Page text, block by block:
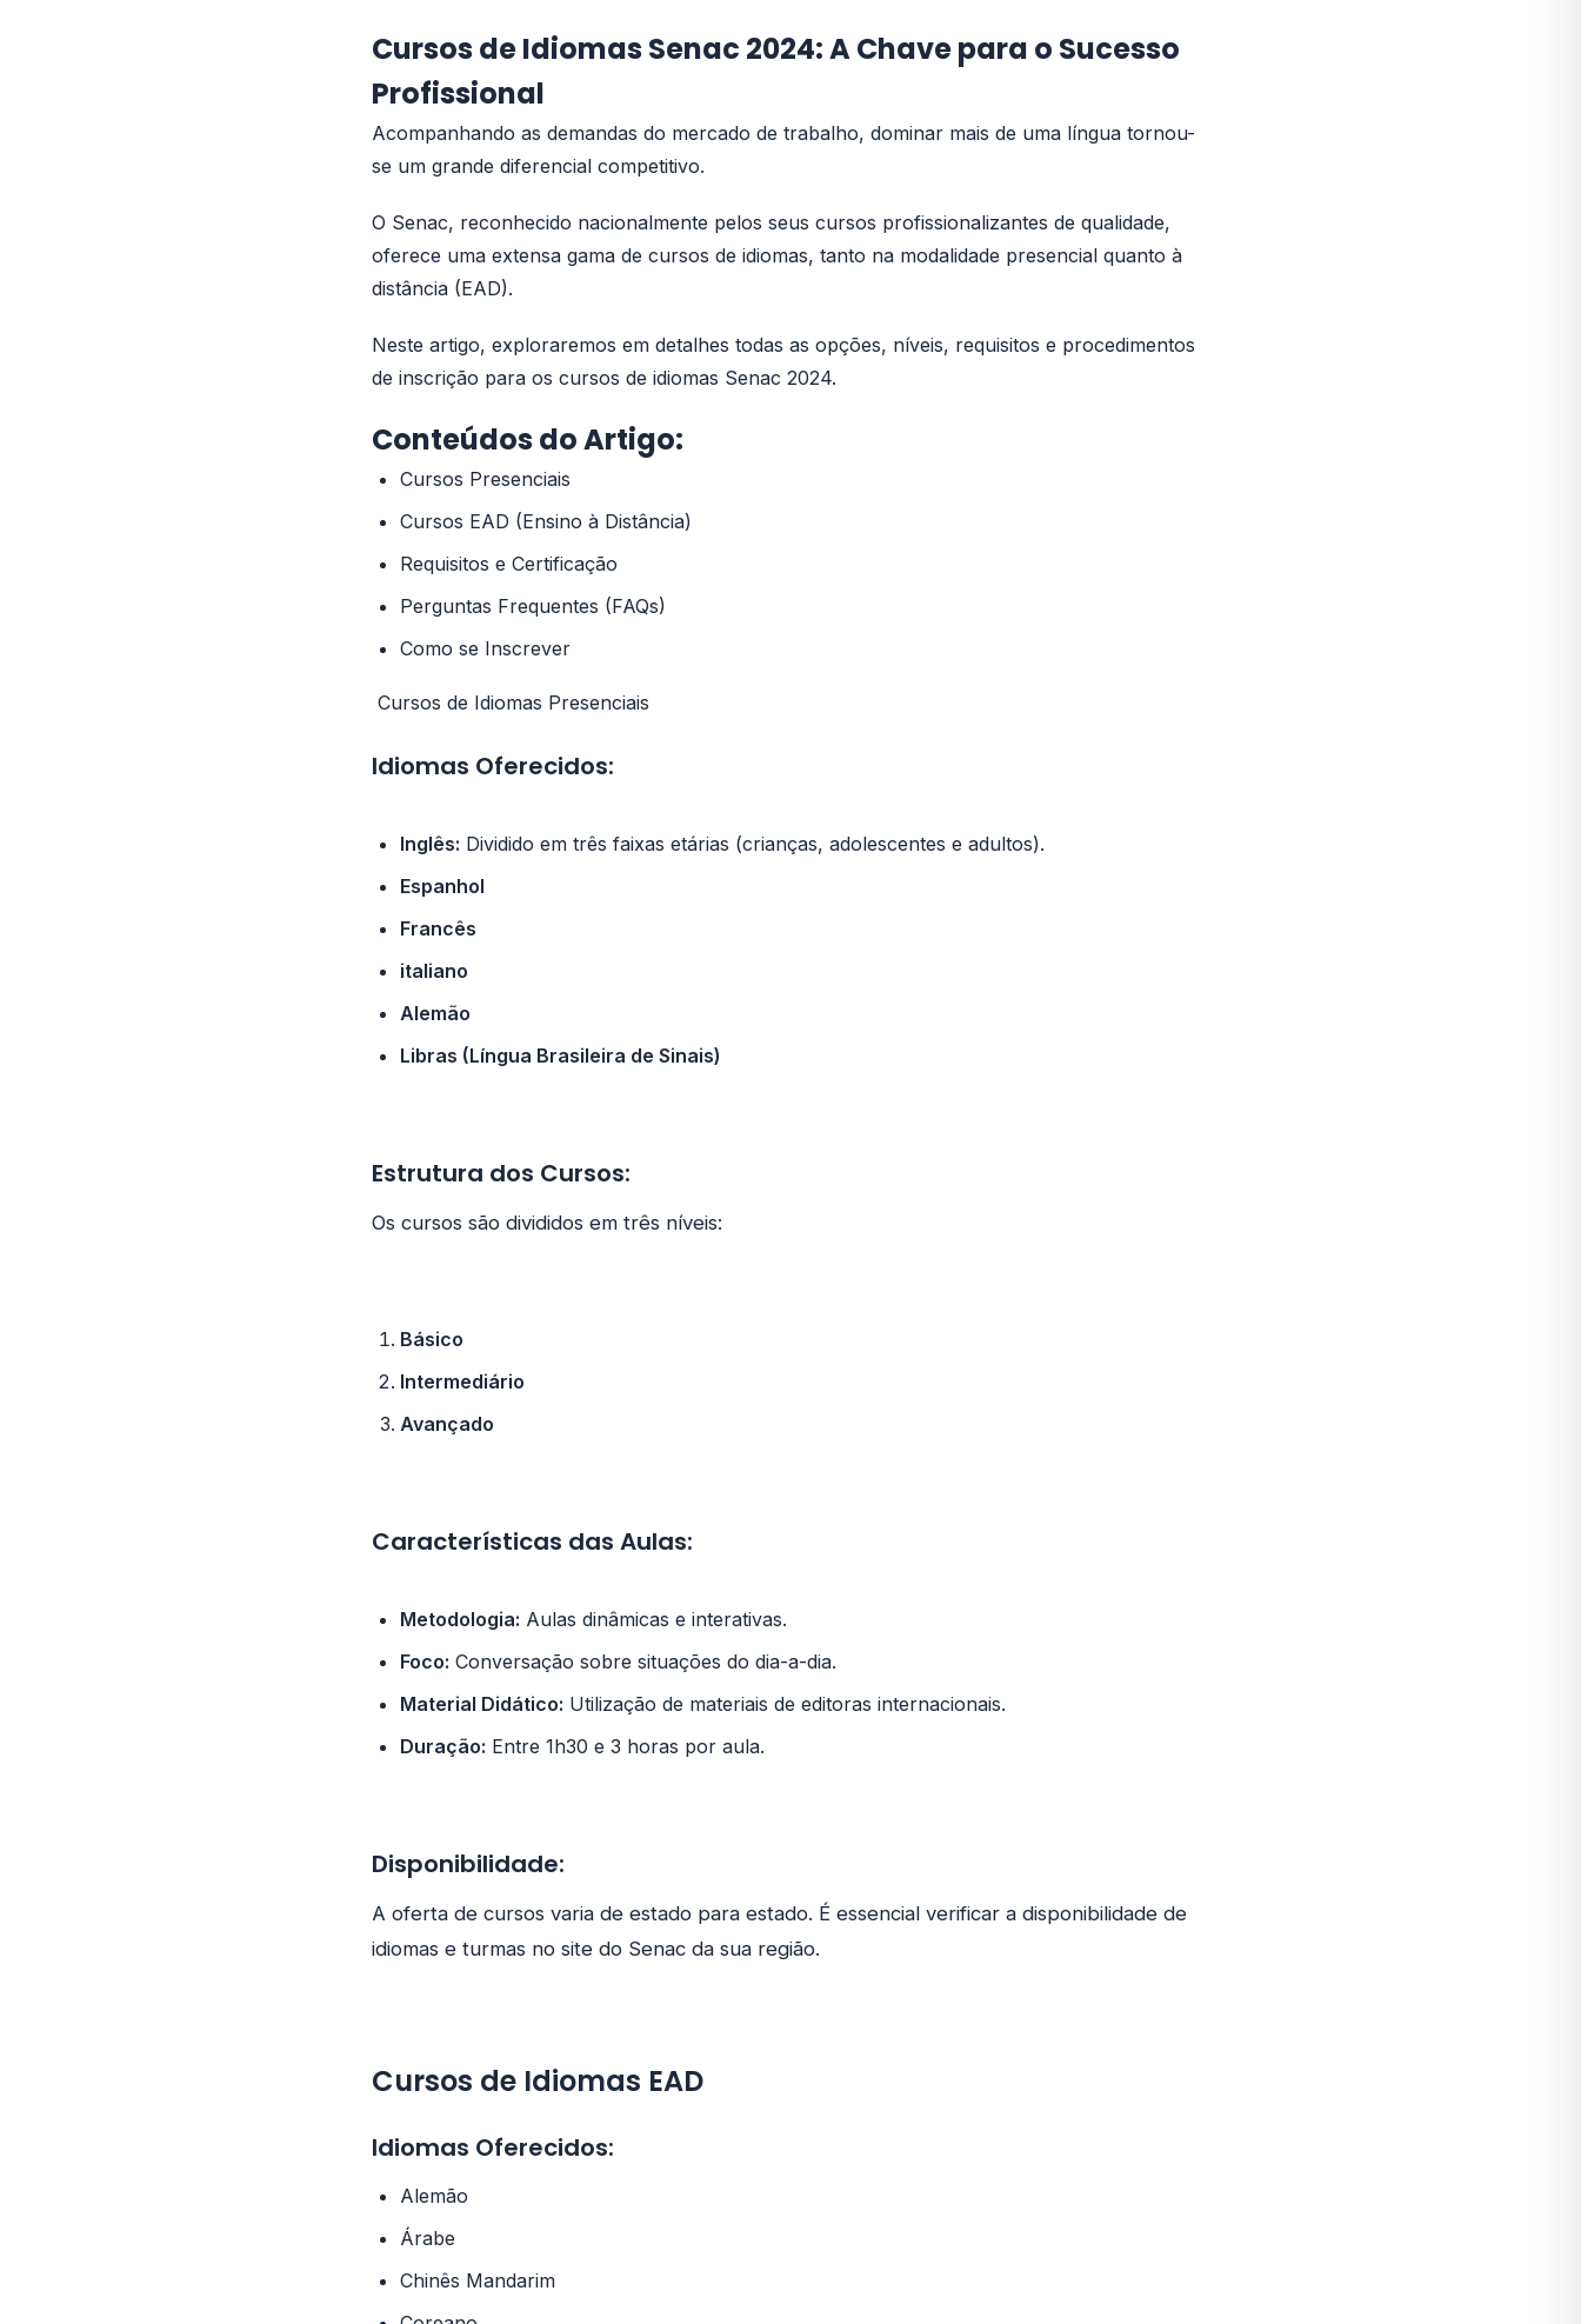
Cursos de Idiomas Senac 2024: A Chave para o Sucesso
Profissional
Acompanhando as demandas do mercado de trabalho, dominar mais de uma língua tornou-
se um grande diferencial competitivo.
O Senac, reconhecido nacionalmente pelos seus cursos profissionalizantes de qualidade,
oferece uma extensa gama de cursos de idiomas, tanto na modalidade presencial quanto à
distância (EAD).
Neste artigo, exploraremos em detalhes todas as opções, níveis, requisitos e procedimentos
de inscrição para os cursos de idiomas Senac 2024.
Conteúdos do Artigo:
Cursos Presenciais
Cursos EAD (Ensino à Distância)
Requisitos e Certificação
Perguntas Frequentes (FAQs)
Como se Inscrever
Cursos de Idiomas Presenciais
Idiomas Oferecidos:
Inglês: Dividido em três faixas etárias (crianças, adolescentes e adultos).
Espanhol
Francês
italiano
Alemão
Libras (Língua Brasileira de Sinais)
Estrutura dos Cursos:
Os cursos são divididos em três níveis:
Básico
Intermediário
Avançado
Características das Aulas:
Metodologia: Aulas dinâmicas e interativas.
Foco: Conversação sobre situações do dia-a-dia.
Material Didático: Utilização de materiais de editoras internacionais.
Duração: Entre 1h30 e 3 horas por aula.
Disponibilidade:
A oferta de cursos varia de estado para estado. É essencial verificar a disponibilidade de
idiomas e turmas no site do Senac da sua região.
Cursos de Idiomas EAD
Idiomas Oferecidos:
Alemão
Árabe
Chinês Mandarim